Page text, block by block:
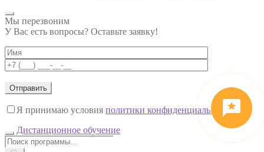
Мы перезвоним
У Вас есть вопросы? Оставьте заявку!
Я принимаю условия политики конфиденциальности
Дистанционное обучение
Поиск